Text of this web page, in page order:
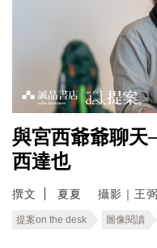
與宮西爺爺聊
西達也
撰文 夏夏 攝影｜王
提案on the desk 圖像閱讀